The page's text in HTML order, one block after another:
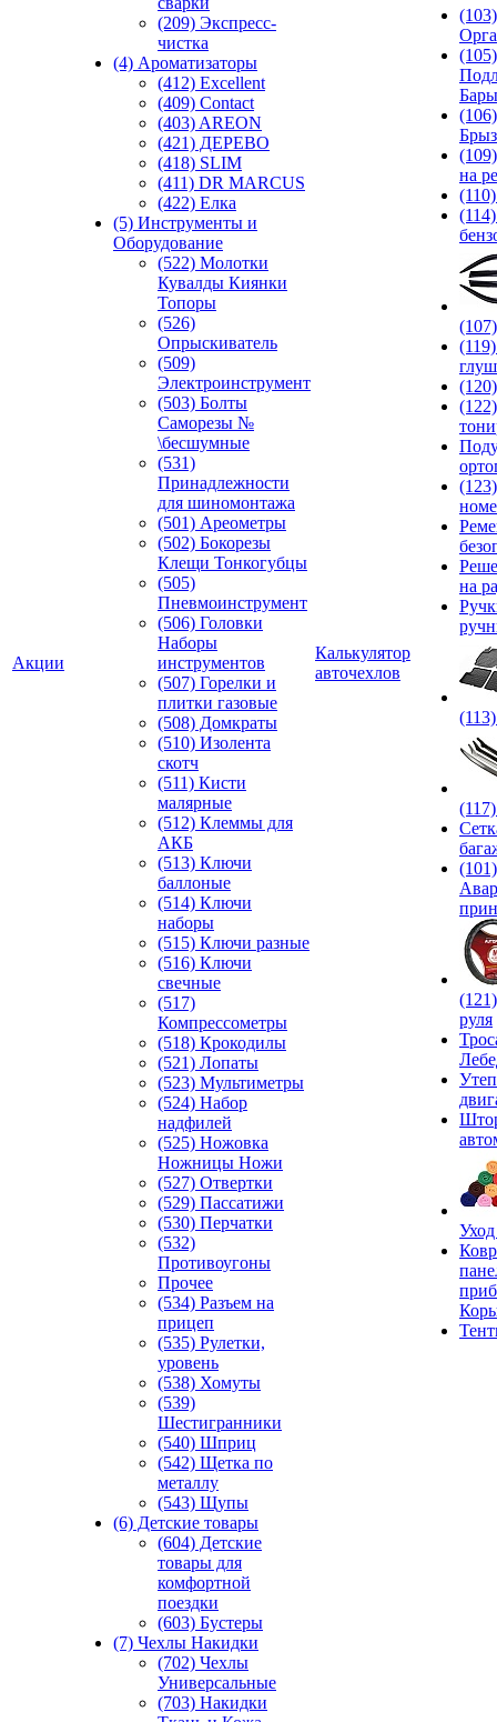
Акции
(209) Экспреcс-
чистка
(4) Ароматизаторы
(412) Excellent
(409) Contact
(403) AREON
(421) ДЕРЕВО
(418) SLIM
(411) DR MARCUS
(422) Елка
(5) Инструменты и
Оборудование
(522) Молотки
Кувалды Киянки
Топоры
(526)
Опрыскиватель
(509)
Электроинструмент
(503) Болты
Саморезы №
\бесшумные
(531)
Принадлежности
для шиномонтажа
(501) Ареометры
(502) Бокорезы
Клещи Тонкогубцы
(505)
Пневмоинструмент
(506) Головки
Наборы
инструментов
(507) Горелки и
плитки газовые
(508) Домкраты
(510) Изолента
скотч
(511) Кисти
малярные
(512) Клеммы для
АКБ
(513) Ключи
баллоные
(514) Ключи
наборы
(515) Ключи разные
(516) Ключи
свечные
(517)
Компрессометры
(518) Крокодилы
(521) Лопаты
(523) Мультиметры
(524) Набор
надфилей
(525) Ножовка
Ножницы Ножи
(527) Отвертки
(529) Пассатижи
(530) Перчатки
(532)
Противоугоны
Прочее
(534) Разъем на
прицеп
(535) Рулетки,
уровень
(538) Хомуты
(539)
Шестигранники
(540) Шприц
(542) Щетка по
металлу
(543) Щупы
(6) Детские товары
(604) Детские
товары для
комфортной
поездки
(603) Бустеры
(7) Чехлы Накидки
(702) Чехлы
Универсальные
(703) Накидки
Калькулятор
авточехлов
(105)
Бары
(106)
на
на
(101)
руля
Уход